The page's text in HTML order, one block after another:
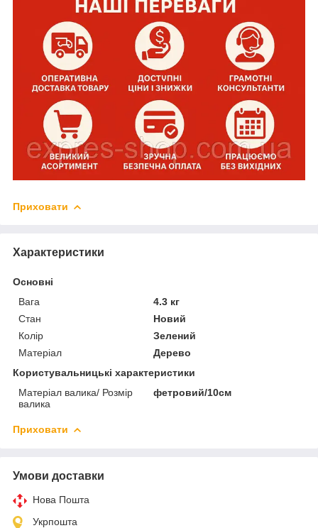
Приховати
Характеристики
Основні
Вага
4.3 кг
Стан
Новий
Колір
Зелений
Матеріал
Дерево
Користувальницькі характеристики
Матеріал валика/ Розмір
валика
фетровий/10см
Приховати
Умови доставки
Нова Пошта
Укрпошта